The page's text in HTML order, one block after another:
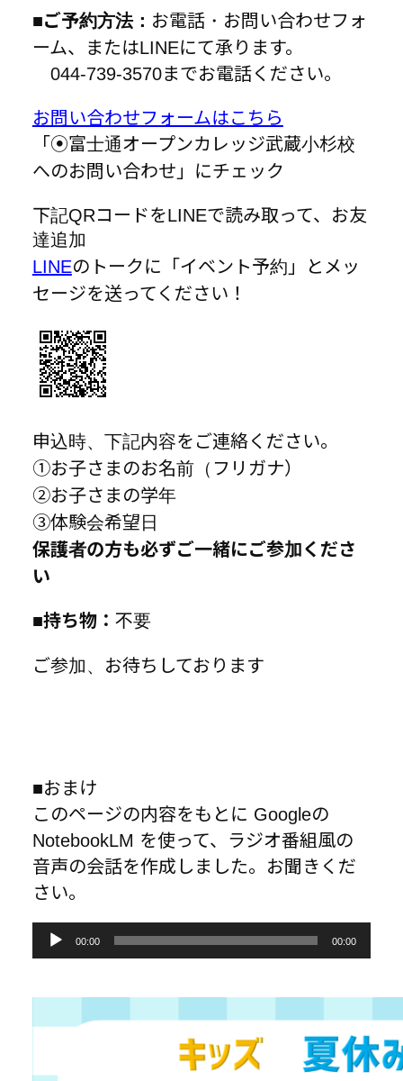
■ご予約方法： お電話・お問い合わせフォ
ーム、またはLINEにて承ります。
044-739-3570までお電話ください。
お問い合わせフォームはこちら
「⦿富士通オープンカレッジ武蔵小杉校
へのお問い合わせ」にチェック
下記QRコードをLINEで読み取って、お友
達追加
LINEのトークに「イベント予約」とメッ
セージを送ってください！
申込時、下記内容をご連絡ください。
①お子さまのお名前（フリガナ）
②お子さまの学年
③体験会希望日
保護者の方も必ずご一緒にご参加くださ
い
■持ち物： 不要
ご参加、お待ちしております
■おまけ
このページの内容をもとに Googleの
NotebookLM を使って、ラジオ番組風の
音声の会話を作成しました。お聞きくだ
さい。
声
00:00 00:00